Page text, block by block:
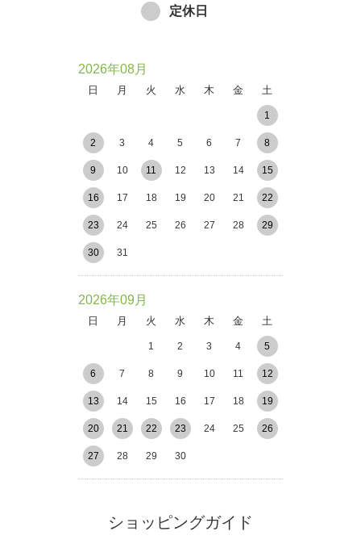
定休日
2026年08月
日 月 火 水 木 金 土
1
2 3 4 5 6 7 8
9 10 11 12 13 14 15
16 17 18 19 20 21 22
23 24 25 26 27 28 29
30 31
2026年09月
日 月 火 水 木 金 土
1 2 3 4 5
6 7 8 9 10 11 12
13 14 15 16 17 18 19
20 21 22 23 24 25 26
27 28 29 30
ショッピングガイド